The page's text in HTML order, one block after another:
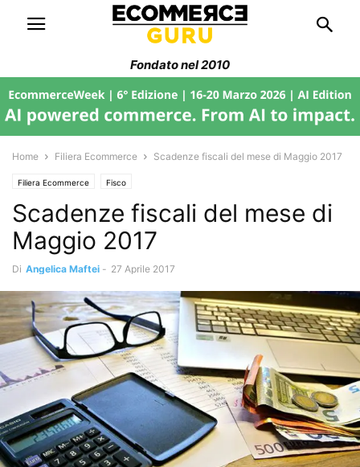
Fondato nel 2010
Home Filiera Ecommerce Scadenze fiscali del mese di Maggio 2017
Filiera Ecommerce Fisco
Scadenze fiscali del mese di
Maggio 2017
Di Angelica Maftei - 27 Aprile 2017